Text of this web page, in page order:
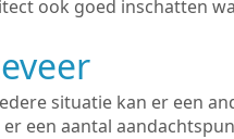
ook goed inschatten
situatie kan er een
een aantal